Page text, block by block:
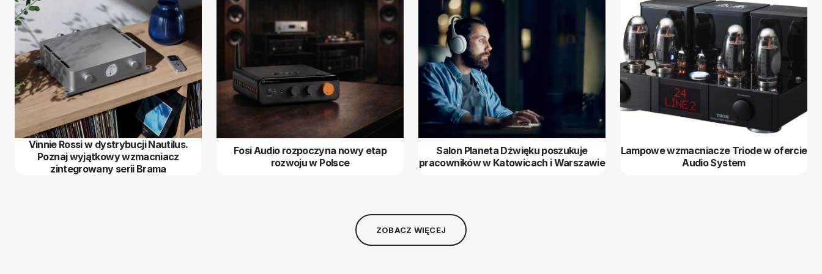
Vinnie Rossi w dystrybucji Nautilus.
Poznaj wyjątkowy wzmacniacz
zintegrowany serii Brama
Fosi Audio rozpoczyna nowy etap
rozwoju w Polsce
Salon Planeta Dźwięku poszukuje
pracowników w Katowicach i Warszawie
Lampowe wzmacniacze Triode w ofercie
Audio System
ZOBACZ WIĘCEJ